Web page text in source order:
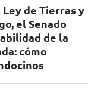
Ley de Tierras y
el Senado
de la
cómo